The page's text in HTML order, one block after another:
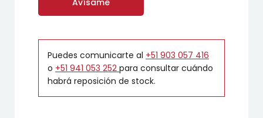
Avísame
Puedes comunicarte al +51 903 057 416
o +51 941 053 252 para consultar cuándo
habrá reposición de stock.